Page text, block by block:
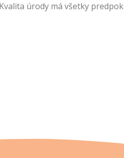
úrody má všetky